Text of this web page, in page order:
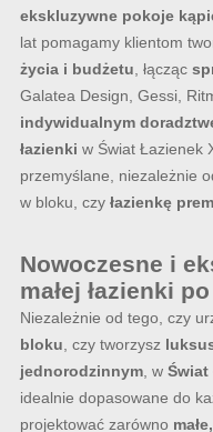
ekskluzywne pokoje
lat pomagamy klientom
życia i budżetu, łącząc
Galatea Design, Gessi,
indywidualnym
łazienki w Świat Łazienek
przemyślane, niezależnie
w bloku, czy łazienkę
Nowoczesne i
małej łazienki
Niezależnie od tego, czy
bloku, czy tworzysz
jednorodzinnym, w Świat
idealnie dopasowane do
projektować zarówno